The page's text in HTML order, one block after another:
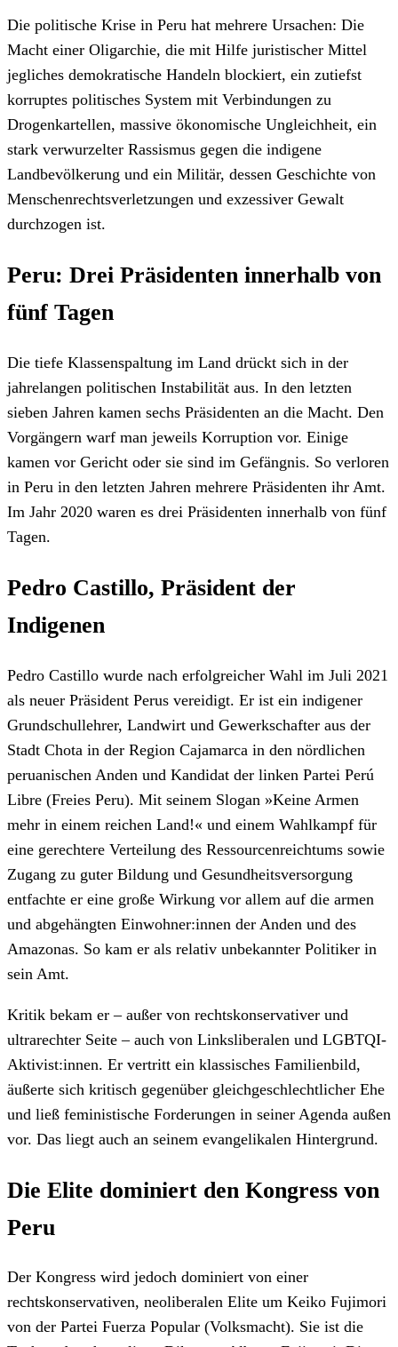
Die politische Krise in Peru hat mehrere Ursachen: Die
Macht einer Oligarchie, die mit Hilfe juristischer Mittel
jegliches demokratische Handeln blockiert, ein zutiefst
korruptes politisches System mit Verbindungen zu
Drogenkartellen, massive ökonomische Ungleichheit, ein
stark verwurzelter Rassismus gegen die indigene
Landbevölkerung und ein Militär, dessen Geschichte von
Menschenrechtsverletzungen und exzessiver Gewalt
durchzogen ist.
Peru: Drei Präsidenten innerhalb von
fünf Tagen
Die tiefe Klassenspaltung im Land drückt sich in der
jahrelangen politischen Instabilität aus. In den letzten
sieben Jahren kamen sechs Präsidenten an die Macht. Den
Vorgängern warf man jeweils Korruption vor. Einige
kamen vor Gericht oder sie sind im Gefängnis. So verloren
in Peru in den letzten Jahren mehrere Präsidenten ihr Amt.
Im Jahr 2020 waren es drei Präsidenten innerhalb von fünf
Tagen.
Pedro Castillo, Präsident der
Indigenen
Pedro Castillo wurde nach erfolgreicher Wahl im Juli 2021
als neuer Präsident Perus vereidigt. Er ist ein indigener
Grundschullehrer, Landwirt und Gewerkschafter aus der
Stadt Chota in der Region Cajamarca in den nördlichen
peruanischen Anden und Kandidat der linken Partei Perú
Libre (Freies Peru). Mit seinem Slogan »Keine Armen
mehr in einem reichen Land!« und einem Wahlkampf für
eine gerechtere Verteilung des Ressourcenreichtums sowie
Zugang zu guter Bildung und Gesundheitsversorgung
entfachte er eine große Wirkung vor allem auf die armen
und abgehängten Einwohner:innen der Anden und des
Amazonas. So kam er als relativ unbekannter Politiker in
sein Amt.
Kritik bekam er – außer von rechtskonservativer und
ultrarechter Seite – auch von Linksliberalen und LGBTQI-
Aktivist:innen. Er vertritt ein klassisches Familienbild,
äußerte sich kritisch gegenüber gleichgeschlechtlicher Ehe
und ließ feministische Forderungen in seiner Agenda außen
vor. Das liegt auch an seinem evangelikalen Hintergrund.
Die Elite dominiert den Kongress von
Peru
Der Kongress wird jedoch dominiert von einer
rechtskonservativen, neoliberalen Elite um Keiko Fujimori
von der Partei Fuerza Popular (Volksmacht). Sie ist die